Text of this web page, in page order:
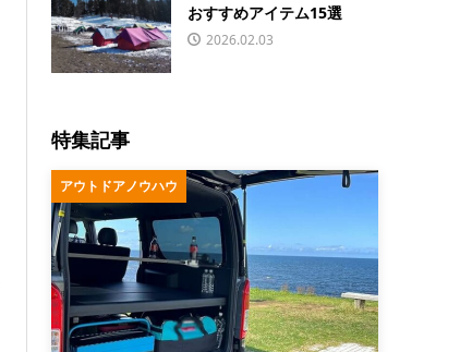
おすすめアイテム15選
2026.02.03
特集記事
アウトドアノウハウ